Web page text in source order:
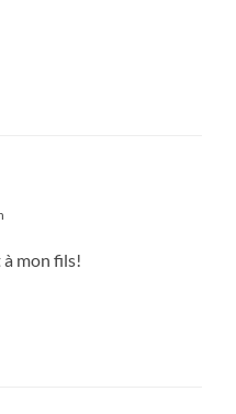
à mon fils!